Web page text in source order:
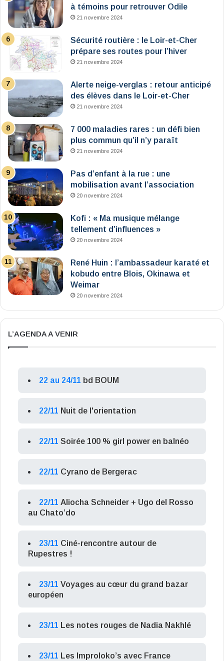
à témoins pour retrouver Odile
21 novembre 2024
Sécurité routière : le Loir-et-Cher
prépare ses routes pour l’hiver
21 novembre 2024
Alerte neige-verglas : retour anticipé
des élèves dans le Loir-et-Cher
21 novembre 2024
7 000 maladies rares : un défi bien
plus commun qu’il n’y paraît
21 novembre 2024
Pas d’enfant à la rue : une
mobilisation avant l’association
20 novembre 2024
Kofi : « Ma musique mélange
tellement d’influences »
20 novembre 2024
René Huin : l’ambassadeur karaté et
kobudo entre Blois, Okinawa et
Weimar
20 novembre 2024
L’AGENDA A VENIR
22 au 24/11 bd BOUM
22/11 Nuit de l'orientation
22/11 Soirée 100 % girl power en balnéo
22/11 Cyrano de Bergerac
22/11 Aliocha Schneider + Ugo del Rosso
au Chato’do
23/11 Ciné-rencontre autour de
Rupestres !
23/11 Voyages au cœur du grand bazar
européen
23/11 Les notes rouges de Nadia Nakhlé
23/11 Les Improloko’s avec France